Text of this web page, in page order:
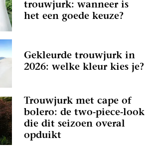
trouwjurk: wanneer is
het een goede keuze?
Gekleurde trouwjurk in
2026: welke kleur kies je?
Trouwjurk met cape of
bolero: de two-piece-look
die dit seizoen overal
opduikt